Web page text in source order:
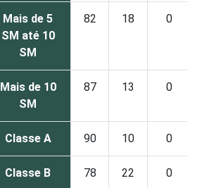
Mais de 5
SM até 10
SM
82 18 0
Mais de 10
SM
87 13 0
Classe A 90 10 0
Classe B 78 22 0